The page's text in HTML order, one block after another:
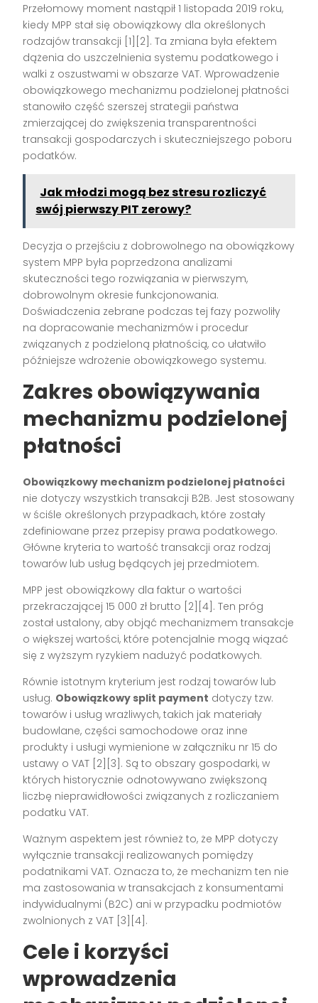
Przełomowy moment nastąpił 1 listopada 2019 roku,
kiedy MPP stał się obowiązkowy dla określonych
rodzajów transakcji [1][2]. Ta zmiana była efektem
dążenia do uszczelnienia systemu podatkowego i
walki z oszustwami w obszarze VAT. Wprowadzenie
obowiązkowego mechanizmu podzielonej płatności
stanowiło część szerszej strategii państwa
zmierzającej do zwiększenia transparentności
transakcji gospodarczych i skuteczniejszego poboru
podatków.
Jak młodzi mogą bez stresu rozliczyć
swój pierwszy PIT zerowy?
Decyzja o przejściu z dobrowolnego na obowiązkowy
system MPP była poprzedzona analizami
skuteczności tego rozwiązania w pierwszym,
dobrowolnym okresie funkcjonowania.
Doświadczenia zebrane podczas tej fazy pozwoliły
na dopracowanie mechanizmów i procedur
związanych z podzieloną płatnością, co ułatwiło
późniejsze wdrożenie obowiązkowego systemu.
Zakres obowiązywania
mechanizmu podzielonej
płatności
Obowiązkowy mechanizm podzielonej płatności
nie dotyczy wszystkich transakcji B2B. Jest stosowany
w ściśle określonych przypadkach, które zostały
zdefiniowane przez przepisy prawa podatkowego.
Główne kryteria to wartość transakcji oraz rodzaj
towarów lub usług będących jej przedmiotem.
MPP jest obowiązkowy dla faktur o wartości
przekraczającej 15 000 zł brutto [2][4]. Ten próg
został ustalony, aby objąć mechanizmem transakcje
o większej wartości, które potencjalnie mogą wiązać
się z wyższym ryzykiem nadużyć podatkowych.
Równie istotnym kryterium jest rodzaj towarów lub
usług. Obowiązkowy split payment dotyczy tzw.
towarów i usług wrażliwych, takich jak materiały
budowlane, części samochodowe oraz inne
produkty i usługi wymienione w załączniku nr 15 do
ustawy o VAT [2][3]. Są to obszary gospodarki, w
których historycznie odnotowywano zwiększoną
liczbę nieprawidłowości związanych z rozliczaniem
podatku VAT.
Ważnym aspektem jest również to, że MPP dotyczy
wyłącznie transakcji realizowanych pomiędzy
podatnikami VAT. Oznacza to, że mechanizm ten nie
ma zastosowania w transakcjach z konsumentami
indywidualnymi (B2C) ani w przypadku podmiotów
zwolnionych z VAT [3][4].
Cele i korzyści
wprowadzenia